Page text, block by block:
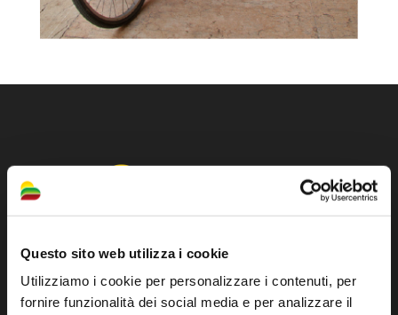
Questo sito web utilizza i cookie
Utilizziamo i cookie per personalizzare i contenuti, per
fornire funzionalità dei social media e per analizzare il
Official tourist information site of the Union of
Municipalities of Bassa Romagna